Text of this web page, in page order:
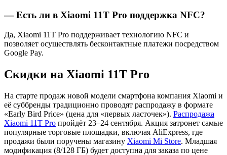
— Есть ли в Xiaomi 11T Pro поддержка NFC?
Да, Xiaomi 11T Pro поддерживает технологию NFC и
позволяет осуществлять бесконтактные платежи посредством
Google Pay.
Скидки на Xiaomi 11T Pro
На старте продаж новой модели смартфона компания Xiaomi и
её суббренды традиционно проводят распродажу в формате
«Early Bird Price» (цена для «первых ласточек»). Распродажа
Xiaomi 11T Pro пройдёт 23–24 сентября. Акция затронет самые
популярные торговые площадки, включая AliExpress, где
продажи были поручены магазину Xiaomi Mi Store. Младшая
модификация (8/128 ГБ) будет доступна для заказа по цене